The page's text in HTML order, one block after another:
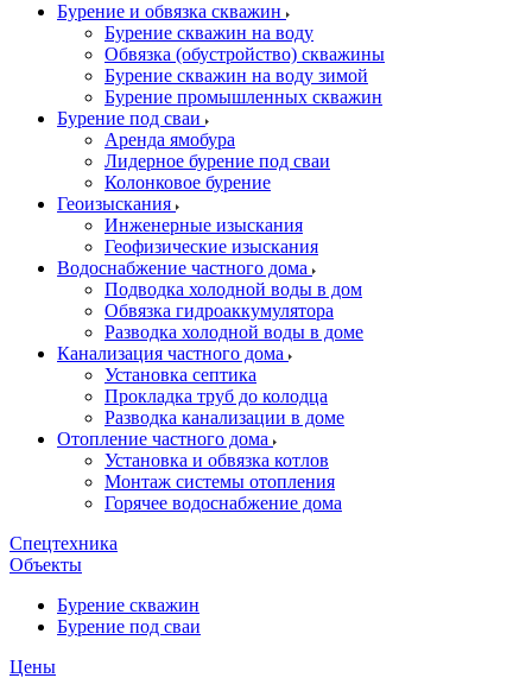
Бурение и обвязка скважин
Бурение скважин на воду
Обвязка (обустройство) скважины
Бурение скважин на воду зимой
Бурение промышленных скважин
Бурение под сваи
Аренда ямобура
Лидерное бурение под сваи
Колонковое бурение
Геоизыскания
Инженерные изыскания
Геофизические изыскания
Водоснабжение частного дома
Подводка холодной воды в дом
Обвязка гидроаккумулятора
Разводка холодной воды в доме
Канализация частного дома
Установка септика
Прокладка труб до колодца
Разводка канализации в доме
Отопление частного дома
Установка и обвязка котлов
Монтаж системы отопления
Горячее водоснабжение дома
Спецтехника
Объекты
Бурение скважин
Бурение под сваи
Цены